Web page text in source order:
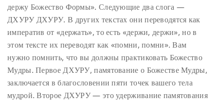
держу Божество Формы». Следующие два слога —
ДХУРУ ДХУРУ. В других текстах они переводятся как
императив от «держать», то есть «держи, держи», но в
этом тексте их переводят как «помни, помни». Вам
нужно помнить, что вы должны практиковать Божество
Мудры. Первое ДХУРУ, памятование о Божестве Мудры,
заключается в благословении пяти точек вашего тела
мудрой. Второе ДХУРУ — это удерживание памятования